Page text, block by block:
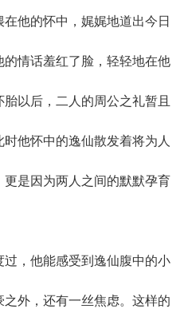
他的怀中，娓娓地道出今日
情话羞红了脸，轻轻地在他
以后，二人的周公之礼暂且
他怀中的逸仙散发着将为人
是因为两人之间的默默孕育
，他能感受到逸仙腹中的小
外，还有一丝焦虑。这样的